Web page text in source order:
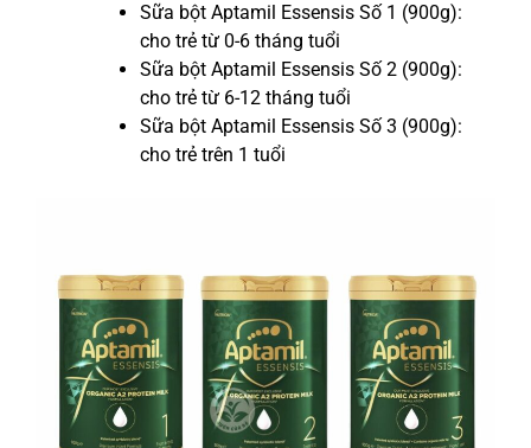
Sữa bột Aptamil Essensis Số 1 (900g):
cho trẻ từ 0-6 tháng tuổi
Sữa bột Aptamil Essensis Số 2 (900g):
cho trẻ từ 6-12 tháng tuổi
Sữa bột Aptamil Essensis Số 3 (900g):
cho trẻ trên 1 tuổi